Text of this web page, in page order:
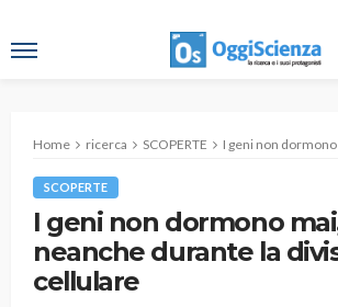
Home ricerca SCOPERTE I geni non dormono mai,
SCOPERTE
I geni non dormono
neanche durante la
cellulare